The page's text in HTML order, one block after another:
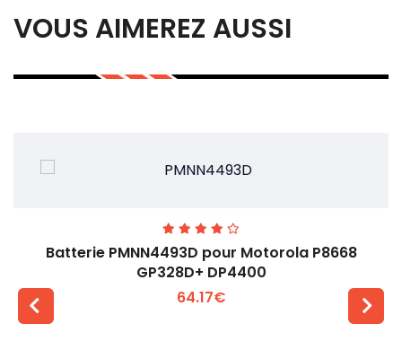
VOUS AIMEREZ AUSSI
Batterie PMNN4493D pour Motorola P8668
GP328D+ DP4400
64.17€